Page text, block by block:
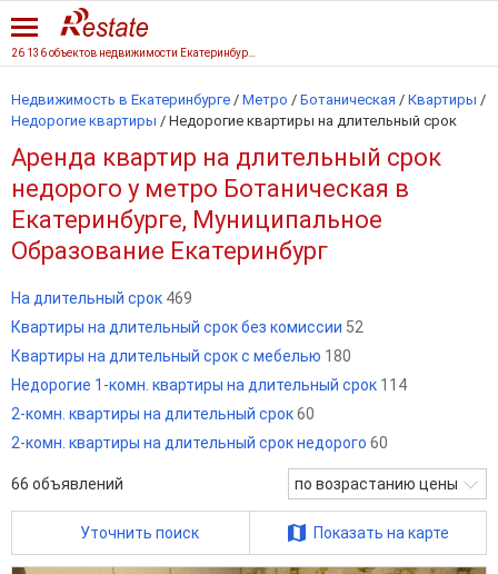
Недвижимость в Екатеринбурге / Метро / Ботаническая / Квартиры /
Недорогие квартиры / Недорогие квартиры на длительный срок
Аренда квартир на длительный срок
недорого у метро Ботаническая в
Екатеринбурге, Муниципальное
Образование Екатеринбург
На длительный срок 469
Квартиры на длительный срок без комиссии 52
Квартиры на длительный срок с мебелью 180
Недорогие 1-комн. квартиры на длительный срок 114
2-комн. квартиры на длительный срок60
2-комн. квартиры на длительный срок недорого 60
66 объявлений по возрастанию цены
Уточнить поиск Показать на карте